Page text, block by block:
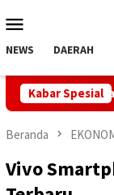
ke
Mobile
NEWS DAERAH
Kabar Spesial
Beranda
Vivo